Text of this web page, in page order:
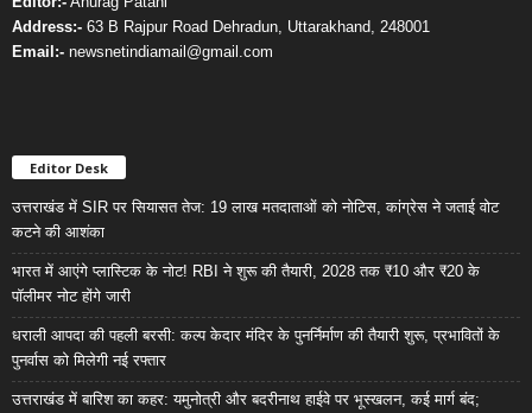
Address:- 63 B Rajpur Road Dehradun, Uttarakhand, 248001
Email:- newsnetindiamail@gmail.com
Editor Desk
उत्तराखंड में SIR पर सियासत तेज: 19 लाख मतदाताओं को नोटिस, कांग्रेस ने जताई वोट
कटने की आशंका
भारत में आएंगे प्लास्टिक के नोट! RBI ने शुरू की तैयारी, 2028 तक ₹10 और ₹20 के
पॉलीमर नोट होंगे जारी
धराली आपदा की पहली बरसी: कल्प केदार मंदिर के पुनर्निर्माण की तैयारी शुरू, प्रभावितों के
पुनर्वास को मिलेगी नई रफ्तार
उत्तराखंड में बारिश का कहर: यमुनोत्री और बदरीनाथ हाईवे पर भूस्खलन, कई मार्ग बंद;